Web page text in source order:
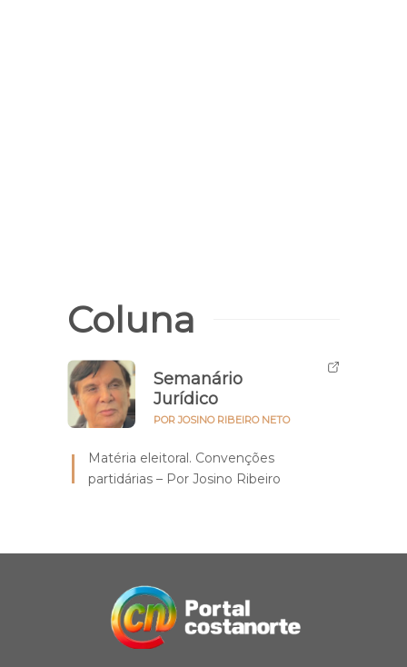
Coluna
Semanário
Jurídico
POR JOSINO RIBEIRO NETO
Matéria eleitoral. Convenções
partidárias – Por Josino Ribeiro